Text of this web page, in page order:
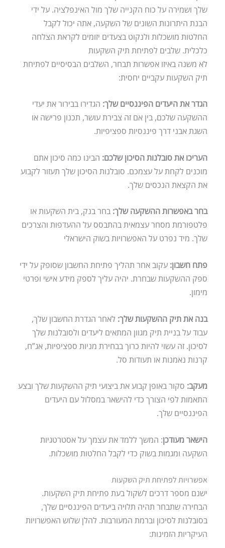
שלך ושמירה על כוח הקנייה שלך מול האינפלציה. על ידי
הבנת היתרונות השונים של השקעה, אתה יכול לקבל
החלטות מושכלות ולנקוט בצעדים יזומים לקראת הצלחה
כלכלית. שלבים לפתיחת תיק השקעות
לא משנה באיזו אפשרות תבחר, השלבים הבסיסיים לפתיחת
תיק השקעות עקביים יחסית:
הגדר את היעדים הפיננסיים שלך: הגדירו בבירור את יעדי
ההשקעה שלכם, בין אם זה צבירת עושר, תכנון פרישה או
השגת אבני דרך פיננסיות ספציפיות.
העריכו את סובלנות הסיכון שלכם: הבינו כמה סיכון אתם
מוכנים לקחת על עצמכם. סובלנות הסיכון שלך תעזור לקבוע
את הקצאת הנכסים שלך.
בחר באפשרות ההשקעה שלך: בחר בנק, בית השקעות או
פלטפורמת מסחר עצמאית בהתבסס על ההעדפות והצרכים
שלך. מיד נפרט על האפשרויות בשוק הישראלי
פתח חשבון: עקוב אחר תהליך פתיחת החשבון שסופק על ידי
ספק ההשקעות שבחרת. יהיה עליך לספק מידע אישי ופרטי
מימון.
בנה את תיק ההשקעות שלך: לאחר הגדרת החשבון שלך,
עבוד על בניית תיק מגוון המתאים ליעדים ולסובלנות שלך
לסיכון. זה עשוי להיות כרוך בבחירת מניות ספציפיות, אג”ח,
קרנות נאמנות או תעודות סל.
מעקב: סקור באופן קבוע את ביצועי תיק ההשקעות שלך ובצע
התאמות לפי הצורך כדי להישאר במסלול עם היעדים
הפיננסיים שלך.
הישאר מעודכן: המשך ללמד את עצמך על אסטרטגיות
השקעה ומגמות בשוק כדי לקבל החלטות מושכלות.
אפשרויות לפתיחת תיק השקעות
ישנם מספר דרכים לשקול בעת פתיחת תיק השקעות.
הבחירה שתבחר תהיה תלויה ביעדים הפיננסיים שלך,
בסובלנות לסיכון וברמת המעורבות. להלן שלוש האפשרויות
העיקריות הזמינות: